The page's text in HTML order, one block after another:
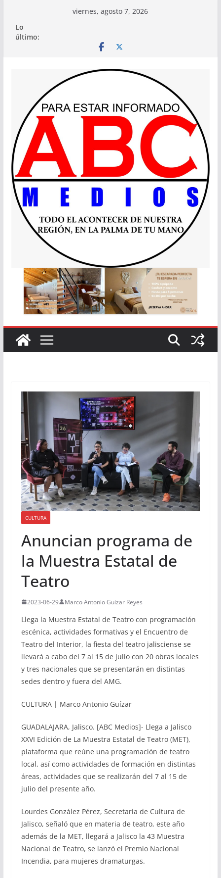
contenido
viernes, agosto 7, 2026
Lo
último:
CULTURA
Anuncian programa de
la Muestra Estatal de
Teatro
2023-06-29 Marco Antonio Guizar Reyes
Llega la Muestra Estatal de Teatro con programación
escénica, actividades formativas y el Encuentro de
Teatro del Interior, la fiesta del teatro jalisciense se
llevará a cabo del 7 al 15 de julio con 20 obras locales
y tres nacionales que se presentarán en distintas
sedes dentro y fuera del AMG.
CULTURA | Marco Antonio Guízar
GUADALAJARA, Jalisco. [ABC Medios]- Llega a Jalisco
XXVI Edición de La Muestra Estatal de Teatro (MET),
plataforma que reúne una programación de teatro
local, así como actividades de formación en distintas
áreas, actividades que se realizarán del 7 al 15 de
julio del presente año.
Lourdes González Pérez, Secretaria de Cultura de
Jalisco, señaló que en materia de teatro, este año
además de la MET, llegará a Jalisco la 43 Muestra
Nacional de Teatro, se lanzó el Premio Nacional
Incendia, para mujeres dramaturgas.